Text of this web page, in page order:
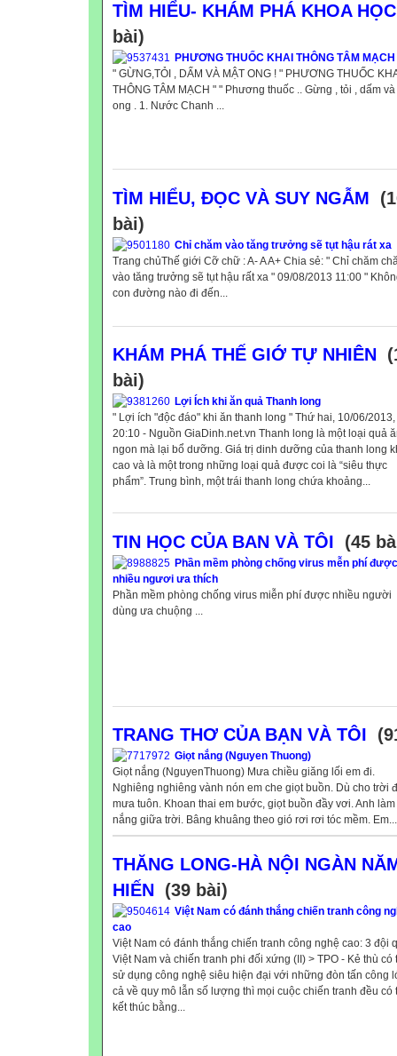
TÌM HIỂU- KHÁM PHÁ KHOA HỌC
bài)
PHƯƠNG THUỐC KHAI THÔNG TÂM MẠCH
" GỪNG,TỎI , DẤM VÀ MẬT ONG ! " PHƯƠNG THUỐC
THÔNG TÂM MẠCH " " Phương thuốc .. Gừng , tỏi , dấm và
ong . 1. Nước Chanh ...
TÌM HIỂU, ĐỌC VÀ SUY NGẪM
bài)
Chỉ chăm vào tăng trưởng sẽ tụt hậu rát xa
Trang chủThế giới Cỡ chữ : A- A A+ Chia sẻ: " Chỉ chăm
vào tăng trưởng sẽ tụt hậu rất xa " 09/08/2013 11:00 "
con đường nào đi đến...
KHÁM PHÁ THẾ GIỚ TỰ NHIÊN
bài)
Lợi Ích khi ăn quả Thanh long
" Lợi ích "độc đáo" khi ăn thanh long " Thứ hai, 10/06/2013,
20:10 - Nguồn GiaDinh.net.vn Thanh long là một loại quả
ngon mà lại bổ dưỡng. Giá trị dinh dưỡng của thanh long
cao và là một trong những loại quả được coi là “siêu thực
phẩm”. Trung bình, một trái thanh long chứa khoảng...
TIN HỌC CỦA BAN VÀ TÔI (45
Phần mềm phòng chống virus mễn phí được
nhiều ngươi ưa thích
Phần mềm phòng chống virus miễn phí được nhiều người
dùng ưa chuộng ...
TRANG THƠ CỦA BẠN VÀ TÔI
Giọt nắng (Nguyen Thuong)
Giọt nắng (NguyenThuong) Mưa chiều giăng lối em đi.
Nghiêng nghiêng vành nón em che giọt buồn. Dù cho trời
mưa tuôn. Khoan thai em bước, giọt buồn đầy vơi. Anh
nắng giữa trời. Bâng khuâng theo gió rơi rơi tóc mềm. Em...
THĂNG LONG-HÀ NỘI NGÀN
HIẾN (39 bài)
Việt Nam có đánh thắng chiến tranh công
cao
Việt Nam có đánh thắng chiến tranh công nghệ cao: 3 đội
Việt Nam và chiến tranh phi đối xứng (II) > TPO - Kẻ thù có
sử dụng công nghệ siêu hiện đại với những đòn tấn công
cả về quy mô lẫn số lượng thì mọi cuộc chiến tranh đều có
kết thúc bằng...